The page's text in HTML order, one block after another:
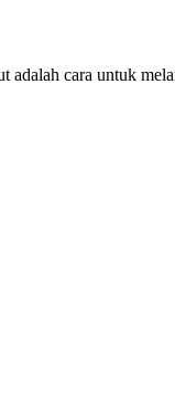
adalah cara untuk